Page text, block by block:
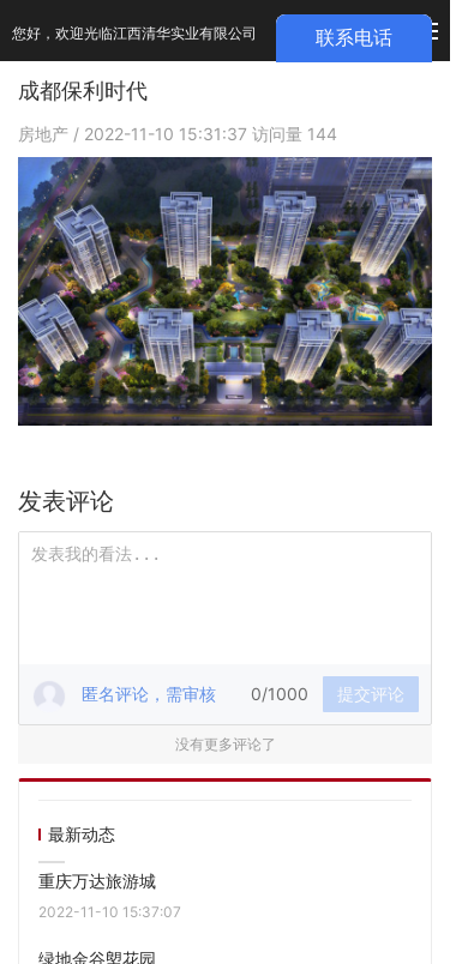
您好，欢迎光临江西清华实业有限公司
成都保利时代
房地产 / 2022-11-10 15:31:37 访问量 144
发表评论
匿名评论，需审核 0/1000 提交评论
没有更多评论了
最新动态
重庆万达旅游城
2022-11-10 15:37:07
绿地金谷塱花园